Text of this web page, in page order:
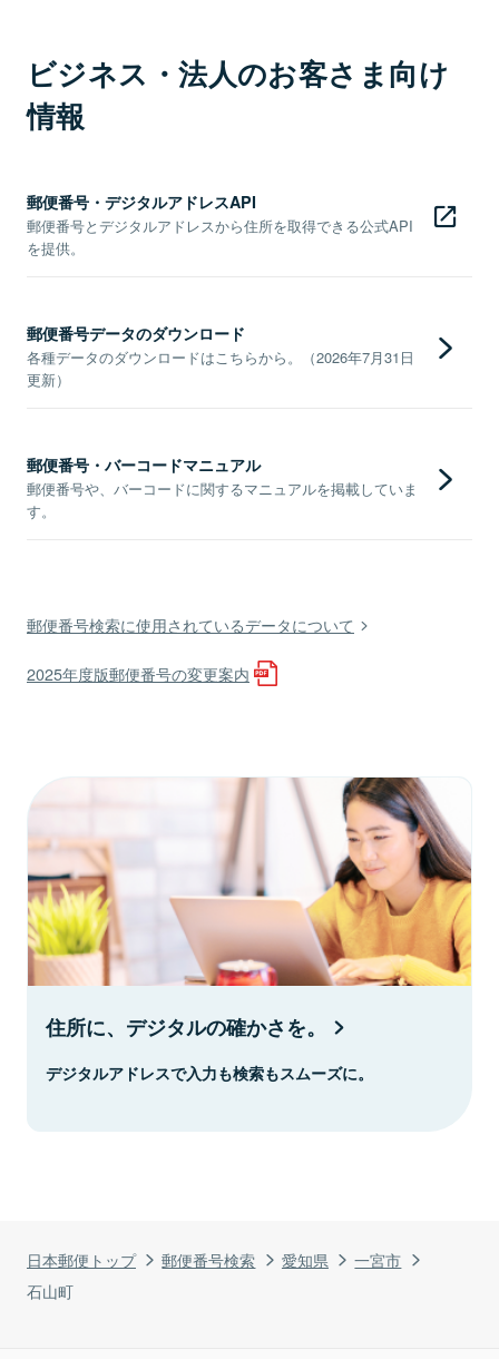
日本郵便トップ 郵便番号検索 愛知県
一宮市
石山町
ビジネス・法人のお客さま向け
情報
郵便番号・デジタルアドレスAPI
郵便番号とデジタルアドレスから住所を取得できる公式API
を提供。
郵便番号データのダウンロード
各種データのダウンロードはこちらから。（2026年7月31日
更新）
郵便番号・バーコードマニュアル
郵便番号や、バーコードに関するマニュアルを掲載していま
す。
郵便番号検索に使用されているデータについて
2025年度版郵便番号の変更案内
住所に、デジタルの確かさを。
デジタルアドレスで入力も検索もスムーズに。